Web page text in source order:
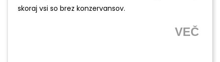
skoraj vsi so brez konzervansov.
VEČ